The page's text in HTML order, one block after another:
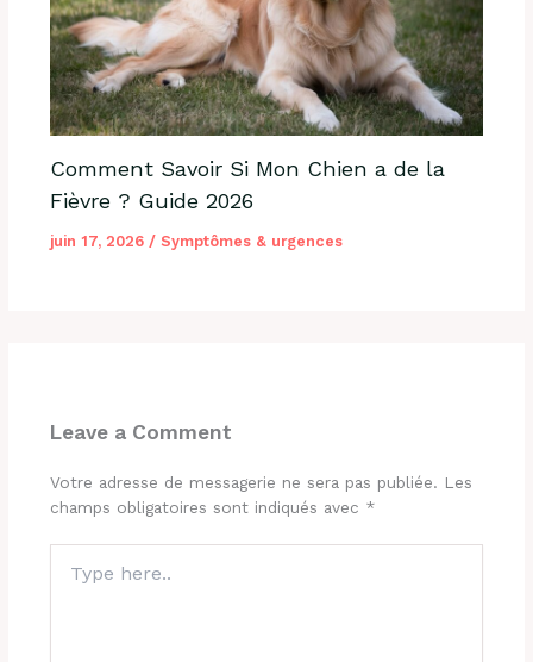
Comment Savoir Si Mon Chien a de la
Fièvre ? Guide 2026
juin 17, 2026 / Symptômes & urgences
Leave a Comment
Votre adresse de messagerie ne sera pas publiée. Les
champs obligatoires sont indiqués avec *
here..